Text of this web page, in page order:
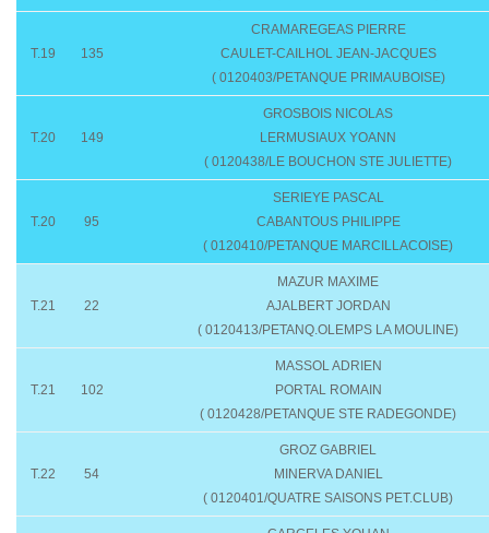
T.19 135
CRAMAREGEAS PIERRE
CAULET-CAILHOL JEAN-JACQUES
( 0120403/PETANQUE PRIMAUBOISE)
T.20 149
GROSBOIS NICOLAS
LERMUSIAUX YOANN
( 0120438/LE BOUCHON STE JULIETTE)
T.20 95
SERIEYE PASCAL
CABANTOUS PHILIPPE
( 0120410/PETANQUE MARCILLACOISE)
T.21 22
MAZUR MAXIME
AJALBERT JORDAN
( 0120413/PETANQ.OLEMPS LA MOULINE)
T.21 102
MASSOL ADRIEN
PORTAL ROMAIN
( 0120428/PETANQUE STE RADEGONDE)
T.22 54
GROZ GABRIEL
MINERVA DANIEL
( 0120401/QUATRE SAISONS PET.CLUB)